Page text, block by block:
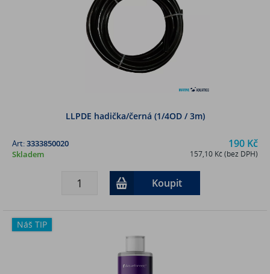
LLPDE hadička/černá (1/4OD / 3m)
190 Kč
157,10 Kč (bez DPH)
Art:3333850020
Skladem
Koupit
Náš TIP